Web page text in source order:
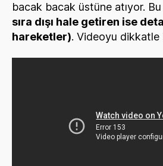
bacak bacak üstüne atıyor.
sıra dışı hale getiren ise
hareketler). Videoyu dikkatle